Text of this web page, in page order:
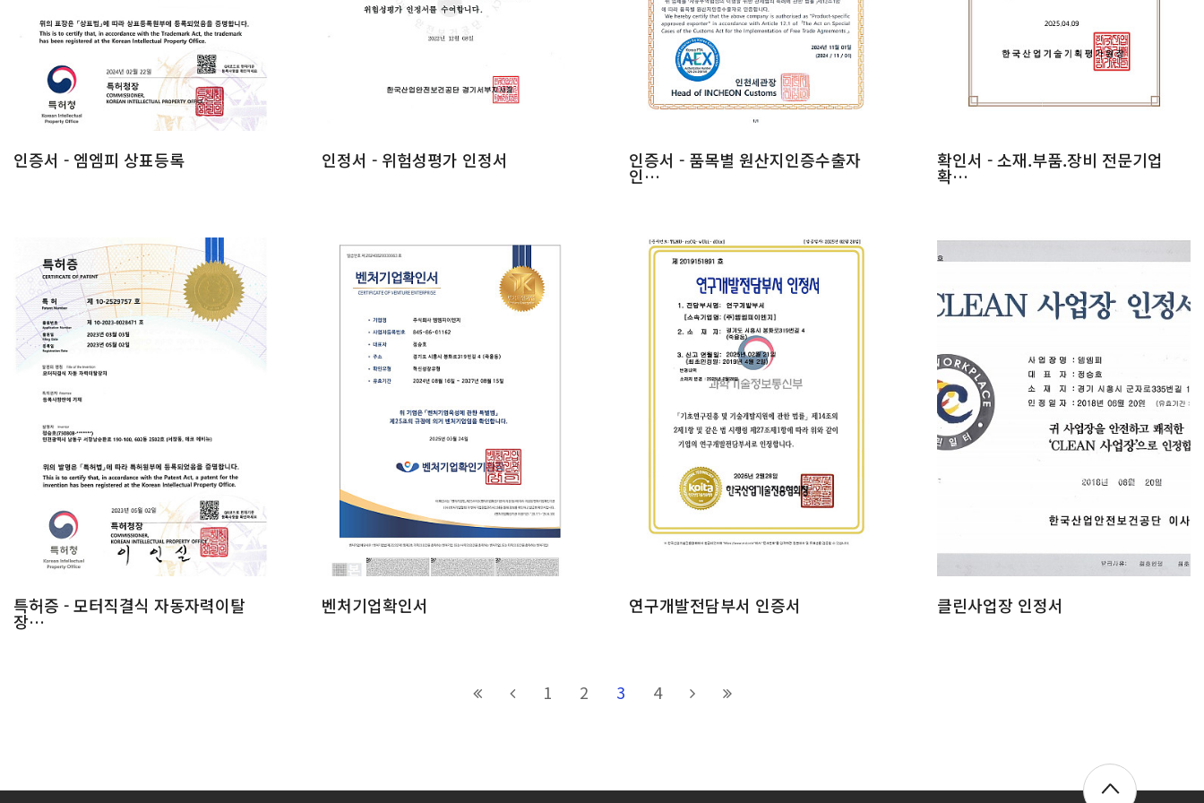
인증서 - 엠엠피 상표등록 인정서 - 위험성평가 인정서 인증서 - 품목별 원산지인증수출자
인…
확인서 - 소재.부품.장비 전문기업
확…
특허증 - 모터직결식 자동자력이탈
장…
벤처기업확인서 연구개발전담부서 인증서 클린사업장 인정서
1 2 3 4